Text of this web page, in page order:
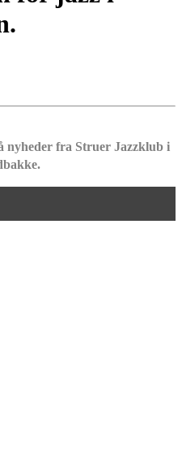
nyheder fra Struer Jazzklub i